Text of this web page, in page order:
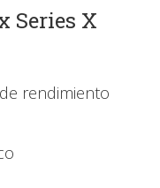
Series X
rendimiento